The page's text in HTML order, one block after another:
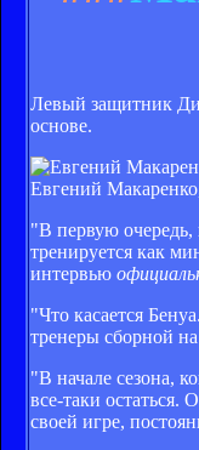
Левый защитник
основе.
Евгений
"В первую
тренируется как
интервью
"Что касается
тренеры сборной
"В начале сезона,
все-таки остаться.
своей игре,